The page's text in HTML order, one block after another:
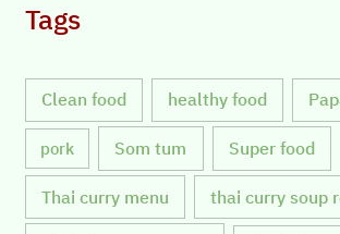
Tags
Clean food healthy food
pork Som tum Super food
Thai curry menu thai curry soup